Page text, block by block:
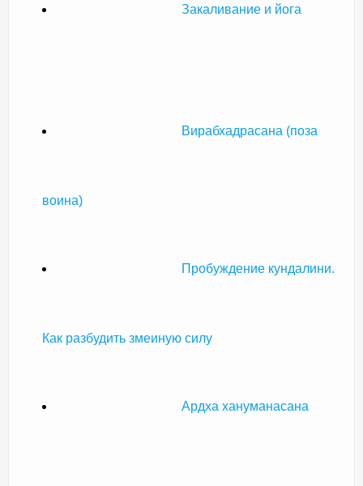
Закаливание и йога
Вирабхадрасана (поза
воина)
Пробуждение кундалини.
Как разбудить змеиную силу
Ардха хануманасана